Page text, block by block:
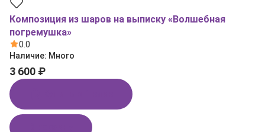
Композиция из шаров на выписку «Волшебная
погремушка»
0.0
Наличие: Много
3 600 ₽